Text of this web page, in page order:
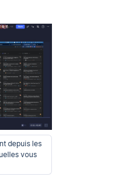
depuis les
vous